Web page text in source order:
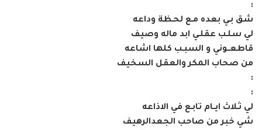
:
شق بـي بعده مـع لحـظة وداعه
لي سلـب عقلـي ابد ماله وصيف
قاطعــوني و السبـب كلها اشاعه
من صحاب المكر والعقل السخيف
:
:
لي ثـلاث ايــام تابـع في الاذاعه
شي خبر من صاحب الجعدالرهيف